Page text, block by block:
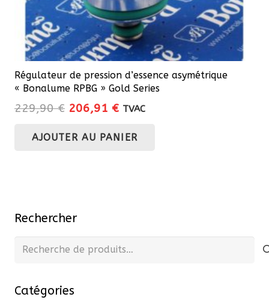
Régulateur de pression d’essence asymétrique
« Bonalume RPBG » Gold Series
229,90€ Le
initial
206,91 €Le
actuel
TVAC
AJOUTER AU PANIER
Rechercher
Recherche
Catégories